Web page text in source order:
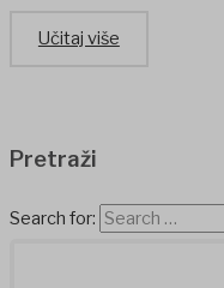
Učitaj više
Pretraži
Search for: